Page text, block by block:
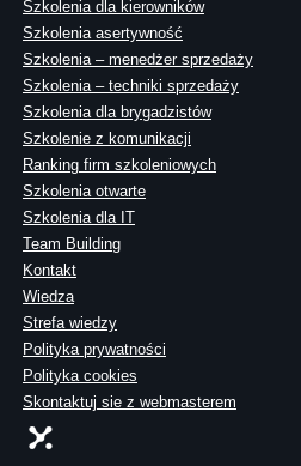
Szkolenia dla kierowników
Szkolenia asertywność
Szkolenia – menedżer sprzedaży
Szkolenia – techniki sprzedaży
Szkolenia dla brygadzistów
Szkolenie z komunikacji
Ranking firm szkoleniowych
Szkolenia otwarte
Szkolenia dla IT
Team Building
Kontakt
Wiedza
Strefa wiedzy
Polityka prywatności
Polityka cookies
Skontaktuj sie z webmasterem